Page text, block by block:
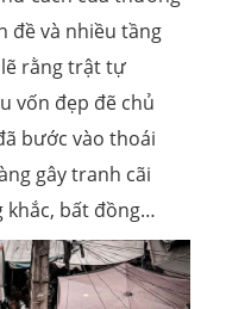
đề và nhiều tầng
rằng trật tự
vốn đẹp đẽ chủ
bước vào thoái
gây tranh cãi
khắc, bất đồng…